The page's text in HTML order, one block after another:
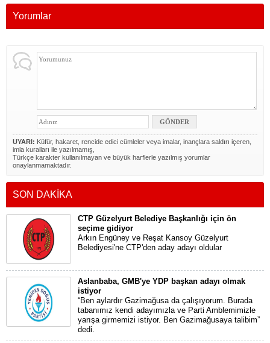
Yorumlar
UYARI: Küfür, hakaret, rencide edici cümleler veya imalar, inançlara saldırı içeren,
imla kuralları ile yazılmamış,
Türkçe karakter kullanılmayan ve büyük harflerle yazılmış yorumlar
onaylanmamaktadır.
SON DAKİKA
CTP Güzelyurt Belediye Başkanlığı için ön
seçime gidiyor
Arkın Engüney ve Reşat Kansoy Güzelyurt
Belediyesi'ne CTP'den aday adayı oldular
Aslanbaba, GMB'ye YDP başkan adayı olmak
istiyor
“Ben aylardır Gazimağusa da çalışıyorum. Burada
tabanımız kendi adayımızla ve Parti Amblemimizle
yarışa girmemizi istiyor. Ben Gazimağusaya talibim”
dedi.